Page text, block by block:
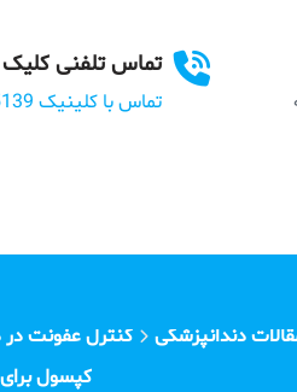
تماس تلفنی کلیک
تماس با کلینیک 02145139
دندانپزشکی
کنترل عفونت در
کپسول